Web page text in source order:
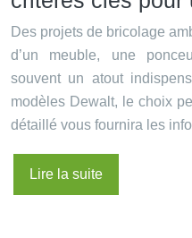
Des projets de bricolage
d’un meuble, une
souvent un atout
modèles Dewalt, le choix
détaillé vous fournira les
Lire la suite